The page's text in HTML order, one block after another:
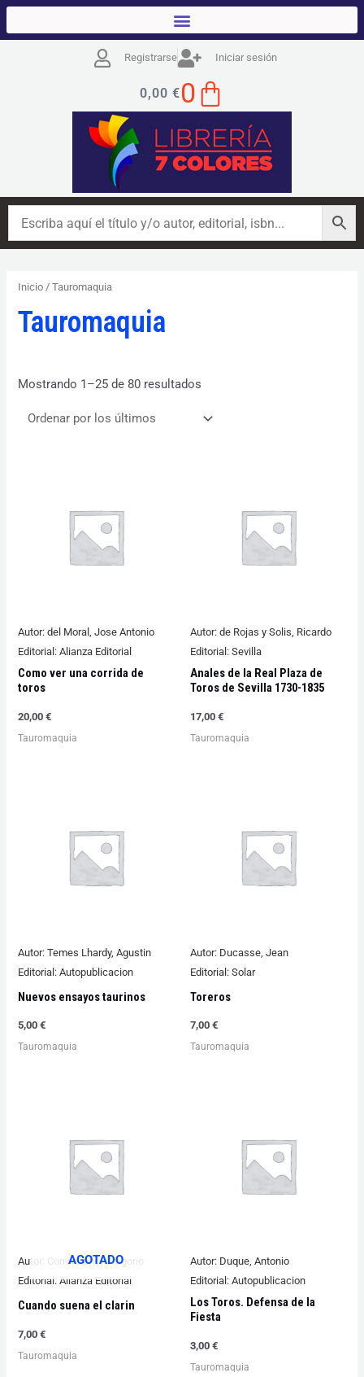
al
Registrarse Iniciar sesión
0,00 €0
CART
Inicio / Tauromaquia
Tauromaquia
Mostrando 1–25 de 80 resultados
Ordenado
últimos
Autor: del Moral, Jose Antonio
Editorial: Alianza Editorial
Como ver una corrida de
toros
20,00€
Tauromaquia
Autor: de Rojas y Solis, Ricardo
Editorial: Sevilla
Anales de la Real Plaza de
Toros de Sevilla 1730-1835
17,00 €
Tauromaquia
Autor: Temes Lhardy, Agustin
Editorial: Autopublicacion
Nuevos ensayos taurinos
5,00€
Tauromaquia
Autor: Ducasse, Jean
Editorial: Solar
Toreros
7,00 €
Tauromaquia
AGOTADO
Autor: Corrochano, Gregorio
Editorial: Alianza Editorial
Cuando suena el clarin
7,00€
Tauromaquia
Autor: Duque, Antonio
Editorial: Autopublicacion
Los Toros. Defensa de la
Fiesta
3,00 €
Tauromaquia